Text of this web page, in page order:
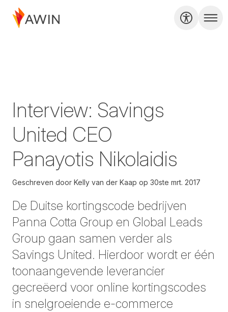
Interview: Savings
United CEO
Panayotis Nikolaidis
Geschreven door Kelly van der Kaap op 30ste mrt. 2017
De Duitse kortingscode bedrijven
Panna Cotta Group en Global Leads
Group gaan samen verder als
Savings United. Hierdoor wordt er één
toonaangevende leverancier
gecreëerd voor online kortingscodes
in snelgroeiende e-commerce